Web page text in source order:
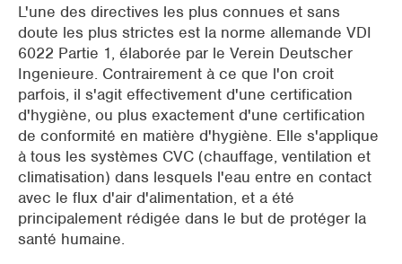
L'une des directives les plus connues et sans
doute les plus strictes est la norme allemande VDI
6022 Partie 1, élaborée par le Verein Deutscher
Ingenieure. Contrairement à ce que l'on croit
parfois, il s'agit effectivement d'une certification
d'hygiène, ou plus exactement d'une certification
de conformité en matière d'hygiène. Elle s'applique
à tous les systèmes CVC (chauffage, ventilation et
climatisation) dans lesquels l'eau entre en contact
avec le flux d'air d'alimentation, et a été
principalement rédigée dans le but de protéger la
santé humaine.